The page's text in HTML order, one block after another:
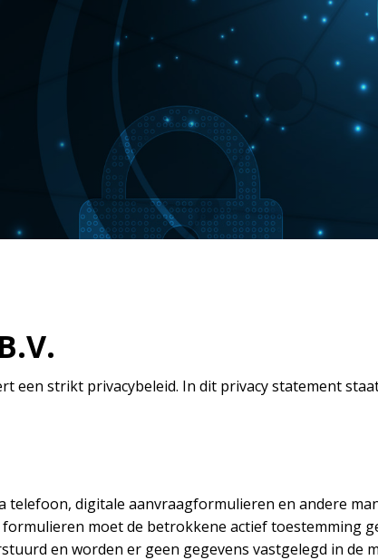
een strikt privacybeleid. In dit privacy statement
telefoon, digitale aanvraagformulieren en andere
moet de betrokkene actief toestemming
en worden er geen gegevens vastgelegd in de